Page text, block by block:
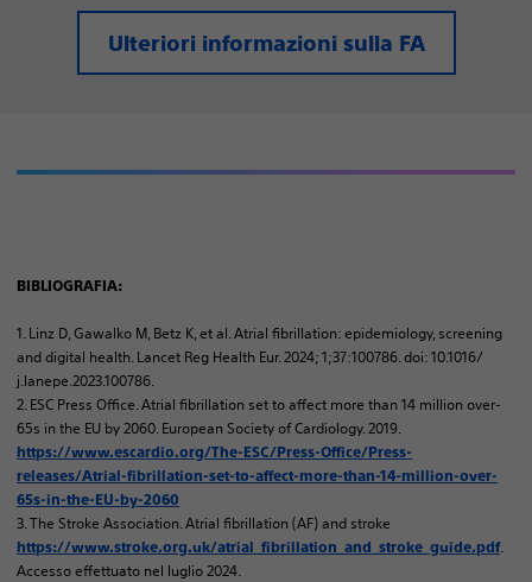
Ulteriori informazioni sulla FA
BIBLIOGRAFIA:
1. Linz D, Gawalko M, Betz K, et al. Atrial fibrillation: epidemiology, screening
and digital health. Lancet Reg Health Eur. 2024; 1;37:100786. doi: 10.1016/
j.lanepe.2023.100786.
2. ESC Press Office. Atrial fibrillation set to affect more than 14 million over-
65s in the EU by 2060. European Society of Cardiology. 2019.
https://www.escardio.org/The-ESC/Press-Office/Press-
releases/Atrial-fibrillation-set-to-affect-more-than-14-million-over-
65s-in-the-EU-by-2060
3. The Stroke Association. Atrial fibrillation (AF) and stroke
https://www.stroke.org.uk/atrial_fibrillation_and_stroke_guide.pdf.
Accesso effettuato nel luglio 2024.